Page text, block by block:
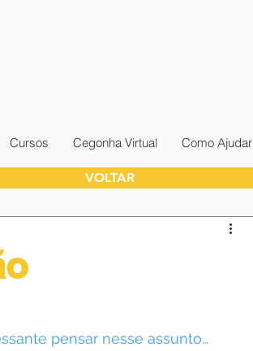
Cursos Cegonha Virtual Como Ajudar
VOLTAR
pensar nesse assunto…